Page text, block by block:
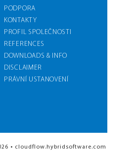
PODPORA
KONTAKTY
PROFIL SPOLEČNOSTI
REFERENCES
DOWNLOADS & INFO
DISCLAIMER
PRÁVNÍ USTANOVENÍ
• cloudflow.hybridsoftware.com